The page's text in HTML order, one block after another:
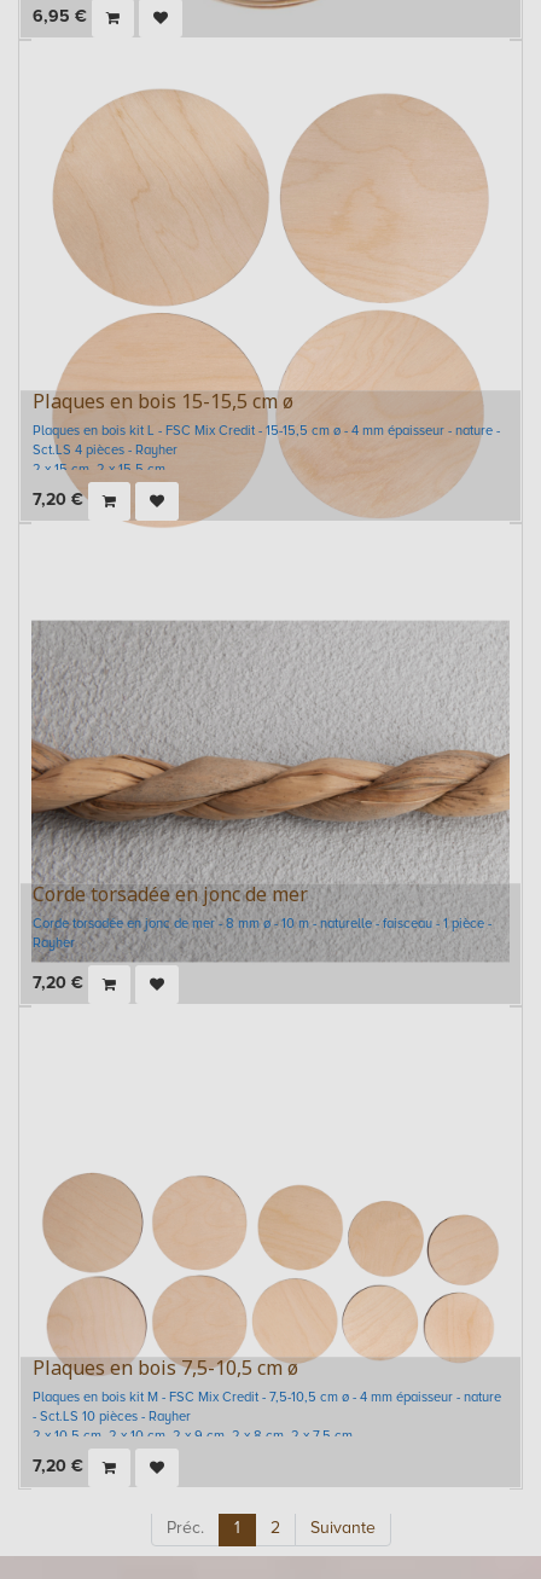
6,95 €
Plaques en bois 15-15,5 cm ø
Plaques en bois kit L - FSC Mix Credit - 15-15,5 cm ø - 4 mm épaisseur - nature -
Sct.LS 4 pièces - Rayher
2 x 15 cm, 2 x 15,5 cm
7,20 €
Corde torsadée en jonc de mer
Corde torsadée en jonc de mer - 8 mm ø - 10 m - naturelle - faisceau - 1 pièce -
Rayher
7,20 €
Plaques en bois 7,5-10,5 cm ø
Plaques en bois kit M - FSC Mix Credit - 7,5-10,5 cm ø - 4 mm épaisseur - nature
- Sct.LS 10 pièces - Rayher
2 x 10,5 cm, 2 x 10 cm, 2 x 9 cm, 2 x 8 cm, 2 x 7,5 cm
7,20 €
Préc. 1 2 Suivante